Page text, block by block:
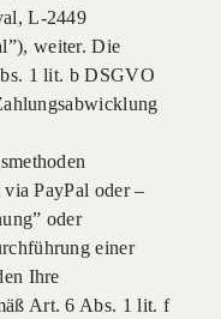
L-2449
weiter. Die
1 lit. b DSGVO
PayPal oder –
oder
einer
Ihre
Art. 6 Abs. 1 lit. f